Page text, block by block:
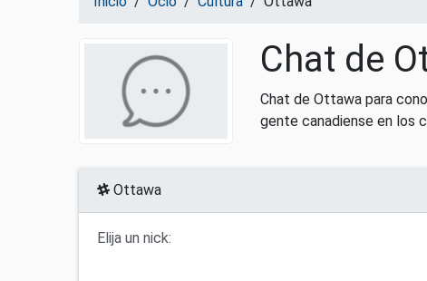
Chat de
Chat de Ottawa para
gente canadiense en los
Ottawa
Elija un nick: